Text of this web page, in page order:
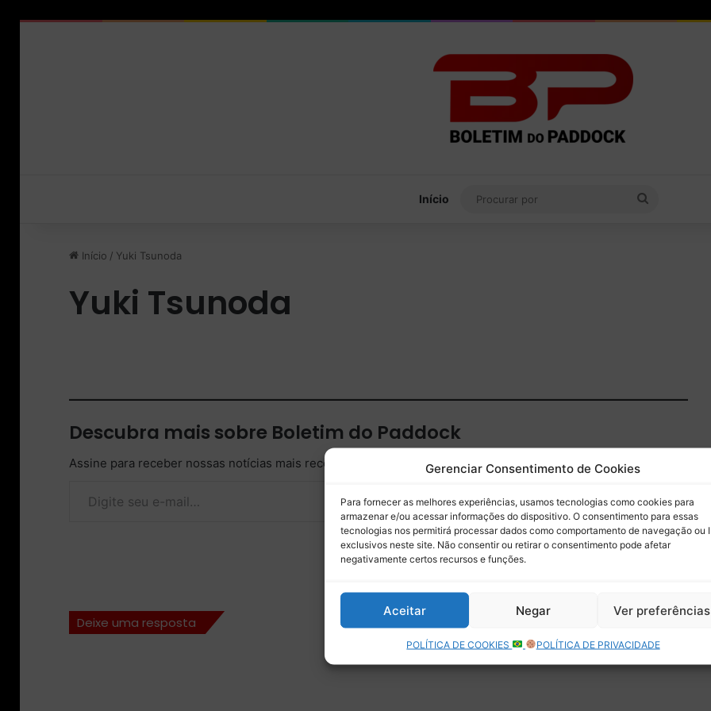
Gerenciar Consentimento de Cookies
Para fornecer as melhores experiências, usamos tecnologias como cookies para
armazenar e/ou acessar informações do dispositivo. O consentimento para essas
tecnologias nos permitirá processar dados como comportamento de navegação ou
exclusivos neste site. Não consentir ou retirar o consentimento pode afetar
negativamente certos recursos e funções.
Aceitar Negar Ver preferências
POLÍTICA DE COOKIES POLÍTICA DE PRIVACIDADE
Início
Início / Yuki Tsunoda
Yuki Tsunoda
Descubra mais sobre Boletim do Paddock
Assine para receber nossas notícias mais recentes por e-mail.
Assinar
Deixe uma resposta